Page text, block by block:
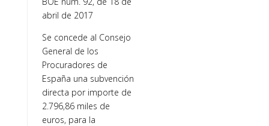
abril de 2017
Se concede al Consejo
General de los
Procuradores de
España una subvención
directa por importe de
2.796,86 miles de
euros, para la